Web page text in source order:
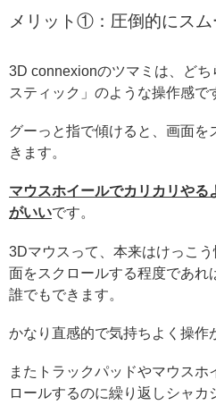
メリット①：圧倒的にス
3D connexionのツマミは、ど
スティック」のような操作感で
グーっと指で傾けると、画面を
きます。
マウスホイールでカリカリやる
がいいです。
3Dマウスって、本来はけっこ
面をスクロールする程度であれ
誰でもできます。
かなり直感的で気持ちよく操作
またトラックパッドやマウスホ
ロールするのに繰り返しシャ